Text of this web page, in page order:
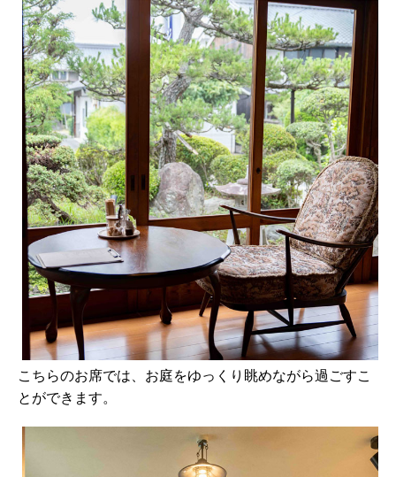
こちらのお席では、お庭をゆっくり眺めながら過ごすこ
とができます。